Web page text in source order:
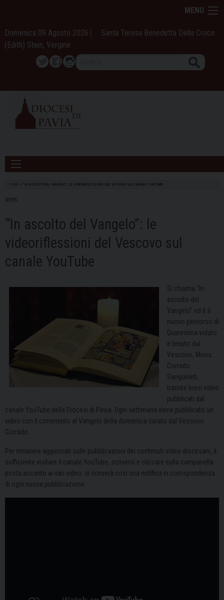
content
MENU
Domenica 09 Agosto 2026
Santa Teresa Benedetta Della Croce
(Edith) Stein, Vergine
TwitterFacebook
Instagram
HOME “IN ASCOLTO DEL VANGELO”: LE VIDEORIFLESSIONI DEL VESCOVO SUL CANALE YOUTUBE
NEWS
“In ascolto del Vangelo”: le
videoriflessioni del Vescovo sul
canale YouTube
Si chiama “In
ascolto del
Vangelo” ed è il
nuovo percorso di
Quaresima voluto
e tenuto dal
Vescovo, Mons.
Corrado
Sanguineti,
tramite brevi video
pubblicati dal
canale YouTube della Diocesi di Pavia. Ogni settimana viene pubblicato un
video con il commento al Vangelo della domenica curato dal Vescovo
Corrado.
Per rimanere aggiornati sulle pubblicazioni dei contenuti video diocesani, è
sufficiente visitare il canale YouTube, scriversi e cliccare sulla campanella
posta accanto ai vari video: si riceverà così una notifica in corrispondenza
di ogni nuova pubblicazione.